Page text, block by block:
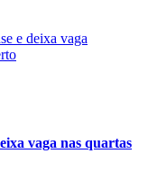
vaga nas quartas